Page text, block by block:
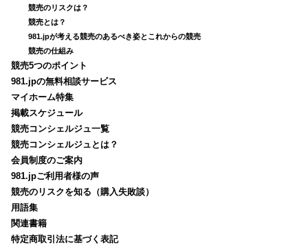
競売のリスクは？
競売とは？
981.jpが考える競売のあるべき姿とこれからの競売
競売の仕組み
競売5つのポイント
981.jpの無料相談サービス
マイホーム特集
掲載スケジュール
競売コンシェルジュ一覧
競売コンシェルジュとは？
会員制度のご案内
981.jpご利用者様の声
競売のリスクを知る（購入失敗談）
用語集
関連書籍
特定商取引法に基づく表記